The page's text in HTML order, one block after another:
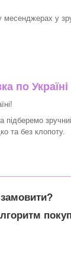
месенджерах у
по Україні
підберемо
та без клопоту.